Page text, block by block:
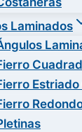
Laminados